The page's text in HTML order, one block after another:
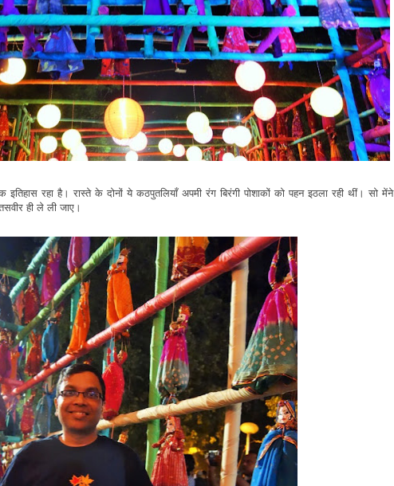
रहा है। रास्ते के दोनों ये कठपुतलियाँ अपमी रंग बिरंगी पोशाकों को पहन इठला रही थीं। सो मेंने
ही ले ली जाए।